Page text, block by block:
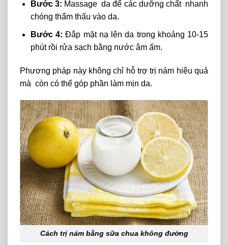
Bước 3: Massage da để các dưỡng chất nhanh
chóng thẩm thấu vào da.
Bước 4: Đắp mặt nạ lên da trong khoảng 10-15
phút rồi rửa sạch bằng nước âm ấm.
Phương pháp này không chỉ hỗ trợ trị nám hiệu quả
mà còn có thể góp phần làm mịn da.
Cách trị nám bằng sữa chua không đường